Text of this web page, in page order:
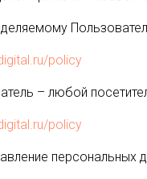
policy
– любой
policy
персональных